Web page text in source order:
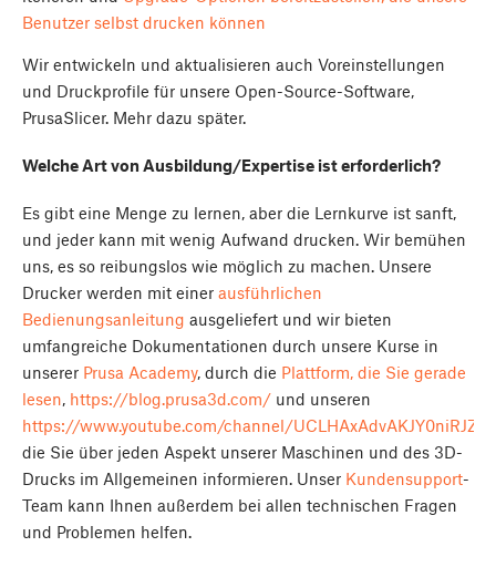
Benutzer selbst drucken können
Wir entwickeln und aktualisieren auch Voreinstellungen
und Druckprofile für unsere Open-Source-Software,
PrusaSlicer. Mehr dazu später.
Welche Art von Ausbildung/Expertise ist erforderlich?
Es gibt eine Menge zu lernen, aber die Lernkurve ist sanft,
und jeder kann mit wenig Aufwand drucken. Wir bemühen
uns, es so reibungslos wie möglich zu machen. Unsere
Drucker werden mit einer ausführlichen
Bedienungsanleitung ausgeliefert und wir bieten
umfangreiche Dokumentationen durch unsere Kurse in
unserer Prusa Academy, durch die Plattform, die Sie gerade
lesen, https://blog.prusa3d.com/ und unseren
https://www.youtube.com/channel/
die Sie über jeden Aspekt unserer Maschinen und des 3D-
Drucks im Allgemeinen informieren. Unser Kundensupport-
Team kann Ihnen außerdem bei allen technischen Fragen
und Problemen helfen.